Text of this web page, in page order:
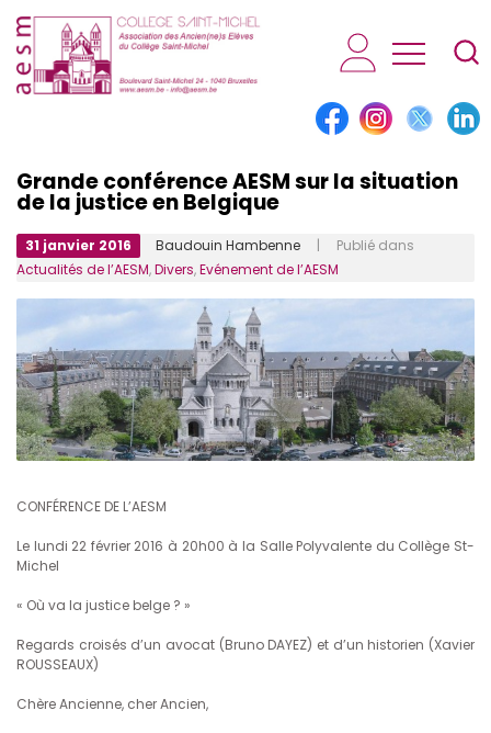
AESM...
Grande conférence AESM sur la situation
de la justice en Belgique
31 janvier 2016 Baudouin Hambenne | Publié dans
Actualités de l’AESM,Divers,Evénement de l’AESM
CONFÉRENCE DE L’AESM
Le lundi 22 février 2016 à 20h00 à la Salle Polyvalente du Collège St-
Michel
« Où va la justice belge ? »
Regards croisés d’un avocat (Bruno DAYEZ) et d’un historien (Xavier
ROUSSEAUX)
Chère Ancienne, cher Ancien,